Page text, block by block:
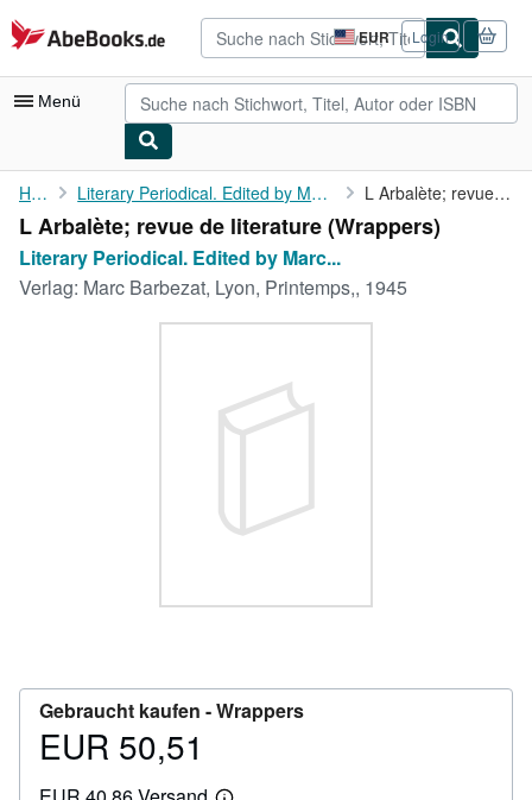
Zum Hauptinhalt
AbeBooks.de EUR
Seite
der
Einkaufseinstellungen.
Login
Menü
Nutzerkonto
Meine Bestellungen
Detailsuche
Home Literary Periodical. Edited by Marc Barbezat. No. 10 L Arbalète; revue de literature
L Arbalète; revue de literature (Wrappers)
Literary Periodical. Edited by Marc...
Verlag: Marc Barbezat, Lyon, Printemps,, 1945
Gebraucht kaufen -Wrappers
Preis
EUR 50,51